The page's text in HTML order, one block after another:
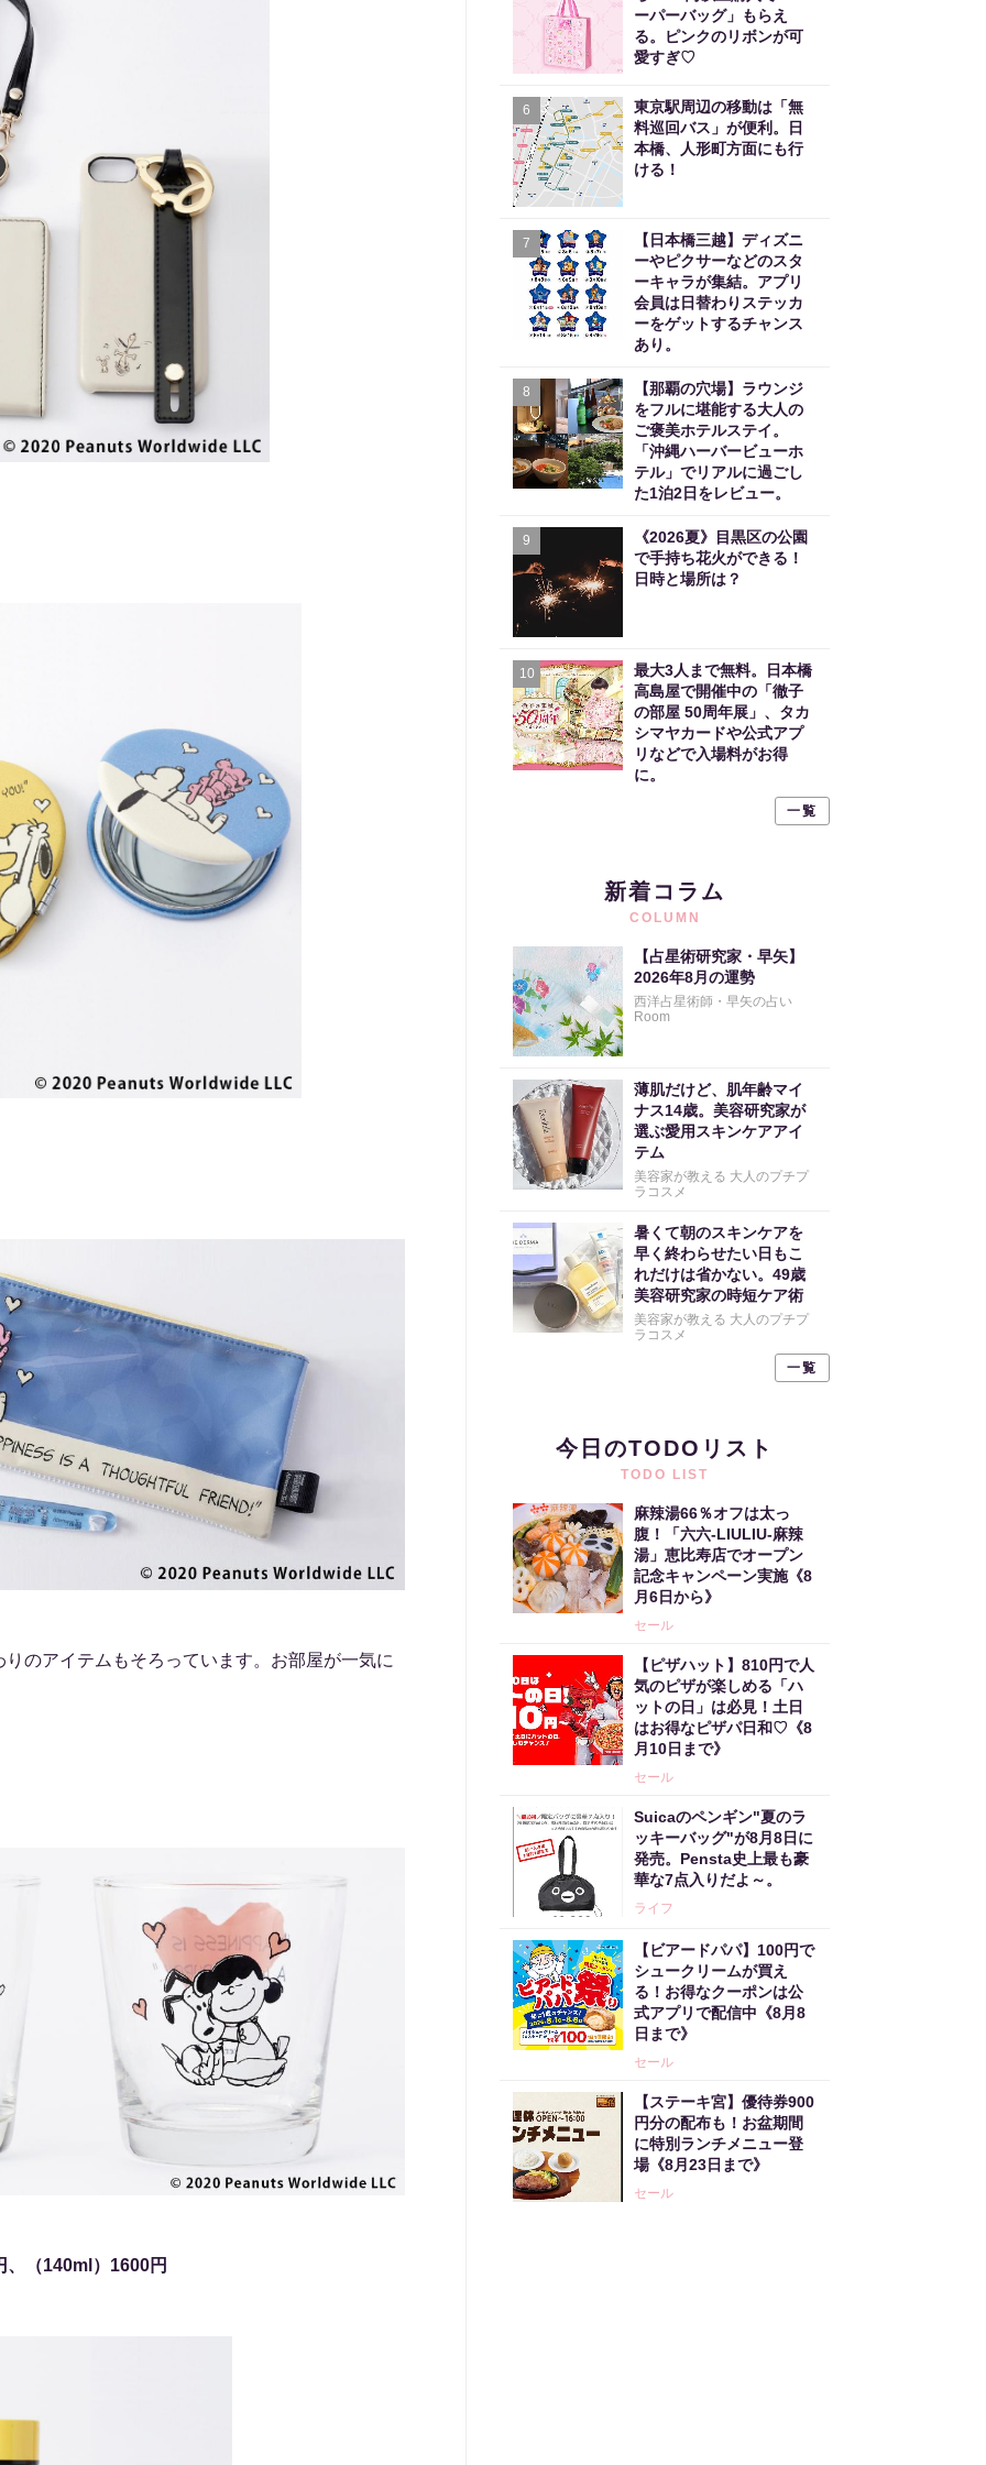
のアイテムもそろっています。お部屋が一気に
（140ml）1600円
ーパーバッグ」もらえ
る。ピンクのリボンが可
愛すぎ♡
6
東京駅周辺の移動は「無
料巡回バス」が便利。日
本橋、人形町方面にも行
ける！
7
【日本橋三越】ディズニ
ーやピクサーなどのスタ
ーキャラが集結。アプリ
会員は日替わりステッカ
ーをゲットするチャンス
あり。
8
【那覇の穴場】ラウンジ
をフルに堪能する大人の
ご褒美ホテルステイ。
「沖縄ハーバービューホ
テル」でリアルに過ごし
た1泊2日をレビュー。
9
《2026夏》目黒区の公園
で手持ち花火ができる！
日時と場所は？
10
最大3人まで無料。日本橋
高島屋で開催中の「徹子
の部屋 50周年展」、タカ
シマヤカードや公式アプ
リなどで入場料がお得
に。
一覧
新着コラム
COLUMN
【占星術研究家・早矢】
2026年8月の運勢
西洋占星術師・早矢の占い
Room
薄肌だけど、肌年齢マイ
ナス14歳。美容研究家が
選ぶ愛用スキンケアアイ
テム
美容家が教える 大人のプチプ
ラコスメ
暑くて朝のスキンケアを
早く終わらせたい日もこ
れだけは省かない。49歳
美容研究家の時短ケア術
美容家が教える 大人のプチプ
ラコスメ
一覧
今日のTODOリスト
TODO LIST
麻辣湯66％オフは太っ
腹！「六六-LIULIU-麻辣
湯」恵比寿店でオープン
記念キャンペーン実施《8
月6日から》
セール
【ピザハット】810円で人
気のピザが楽しめる「ハ
ットの日」は必見！土日
はお得なピザパ日和♡《8
月10日まで》
セール
Suicaのペンギン"夏のラ
ッキーバッグ"が8月8日に
発売。Pensta史上最も豪
華な7点入りだよ～。
ライフ
【ビアードパパ】100円で
シュークリームが買え
る！お得なクーポンは公
式アプリで配信中《8月8
日まで》
セール
【ステーキ宮】優待券900
円分の配布も！お盆期間
に特別ランチメニュー登
場《8月23日まで》
セール